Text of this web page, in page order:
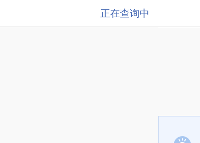
正在查询中